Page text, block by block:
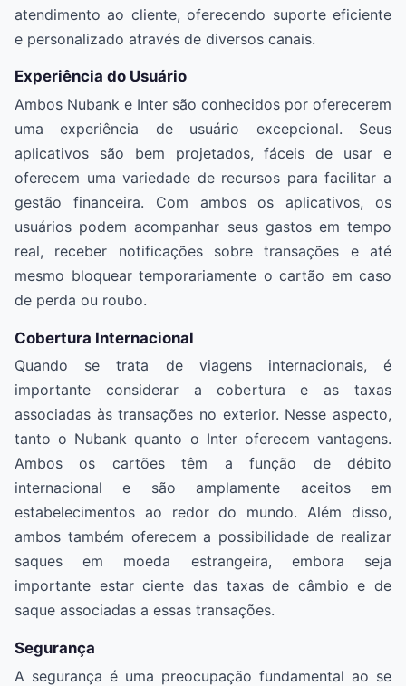
atendimento ao cliente, oferecendo suporte eficiente
e personalizado através de diversos canais.
Experiência do Usuário
Ambos Nubank e Inter são conhecidos por oferecerem
uma experiência de usuário excepcional. Seus
aplicativos são bem projetados, fáceis de usar e
oferecem uma variedade de recursos para facilitar a
gestão financeira. Com ambos os aplicativos, os
usuários podem acompanhar seus gastos em tempo
real, receber notificações sobre transações e até
mesmo bloquear temporariamente o cartão em caso
de perda ou roubo.
Cobertura Internacional
Quando se trata de viagens internacionais, é
importante considerar a cobertura e as taxas
associadas às transações no exterior. Nesse aspecto,
tanto o Nubank quanto o Inter oferecem vantagens.
Ambos os cartões têm a função de débito
internacional e são amplamente aceitos em
estabelecimentos ao redor do mundo. Além disso,
ambos também oferecem a possibilidade de realizar
saques em moeda estrangeira, embora seja
importante estar ciente das taxas de câmbio e de
saque associadas a essas transações.
Segurança
A segurança é uma preocupação fundamental ao se